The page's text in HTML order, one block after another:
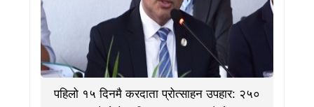
पहिलो १५ दिनमै करदाता प्रोत्साहन उपहार: २५०